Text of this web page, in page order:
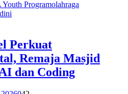
Programolahraga
Perkuat
Remaja Masjid
dan Coding